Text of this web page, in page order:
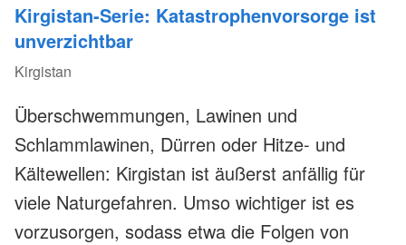
Kirgistan-Serie: Katastrophenvorsorge ist
unverzichtbar
Kirgistan
Überschwemmungen, Lawinen und
Schlammlawinen, Dürren oder Hitze- und
Kältewellen: Kirgistan ist äußerst anfällig für
viele Naturgefahren. Umso wichtiger ist es
vorzusorgen, sodass etwa die Folgen von